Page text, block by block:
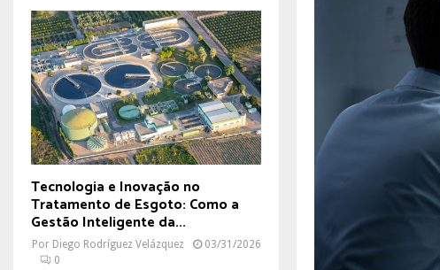
Tecnologia e Inovação no
Tratamento de Esgoto: Como a
Gestão Inteligente da...
Por Diego Rodríguez Velázquez
03/31/2026
0